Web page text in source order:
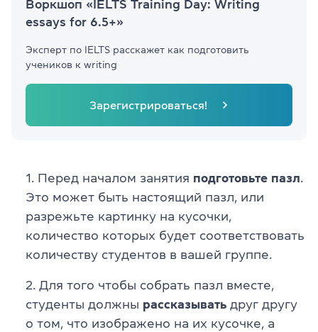
Воркшоп «IELTS Training Day: Writing
essays for 6.5+»
Эксперт по IELTS расскажет как подготовить
учеников к writing
Зарегистрироваться!
Перед началом занятия подготовьте пазл.
Это может быть настоящий пазл, или
разрежьте картинку на кусочки,
количество которых будет соответствовать
количеству студентов в вашей группе.
Для того чтобы собрать пазл вместе,
студенты должны рассказывать друг другу
о том, что изображено на их кусочке, а